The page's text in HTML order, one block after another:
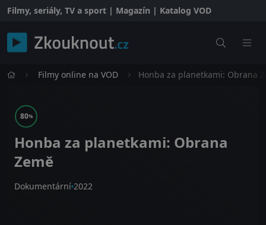
Filmy, seriály, TV a sport | Magazín | Katalog VOD
Filmy online na VOD Honba za planetkami: Obrana
80%
Honba za planetkami: Obrana
Země
Dokumentární 2022